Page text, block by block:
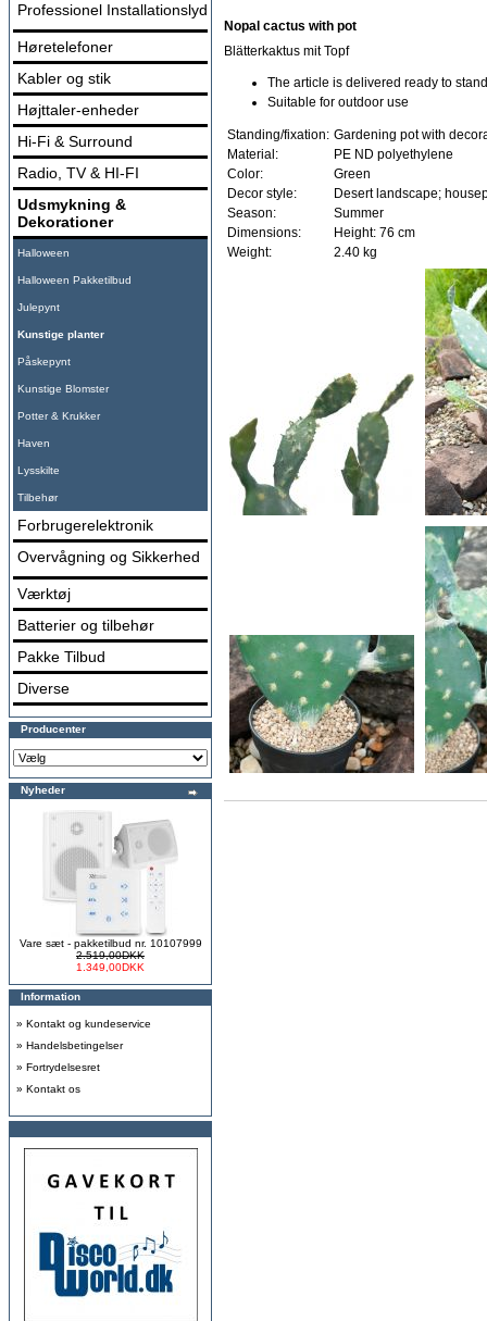
Professionel Installationslyd
Høretelefoner
Kabler og stik
Højttaler-enheder
Hi-Fi & Surround
Radio, TV & HI-FI
Udsmykning &
Dekorationer
Halloween
Halloween Pakketilbud
Julepynt
Kunstige planter
Påskepynt
Kunstige Blomster
Potter & Krukker
Haven
Lysskilte
Tilbehør
Forbrugerelektronik
Overvågning og Sikkerhed
Værktøj
Batterier og tilbehør
Pakke Tilbud
Diverse
Producenter
Nyheder
Vare sæt - pakketilbud nr. 10107999
2.519,00DKK
1.349,00DKK
Information
» Kontakt og kundeservice
» Handelsbetingelser
» Fortrydelsesret
» Kontakt os
Nopal cactus with pot
Blätterkaktus mit Topf
The article is delivered ready to stand
Suitable for outdoor use
Standing/fixation: Gardening pot with
Material:
PE ND polyethylene
Color:
Green
Decor style:
Desert landscape;
Season:
Summer
Dimensions:
Height: 76 cm
Weight:
2.40 kg